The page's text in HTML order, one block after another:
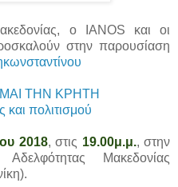
ο IANOS και οι
στην παρουσίαση
ΤΗΝ ΚΡΗΤΗ
και πολιτισμού
2018, στις 19.00μ.μ., στην
Μακεδονίας